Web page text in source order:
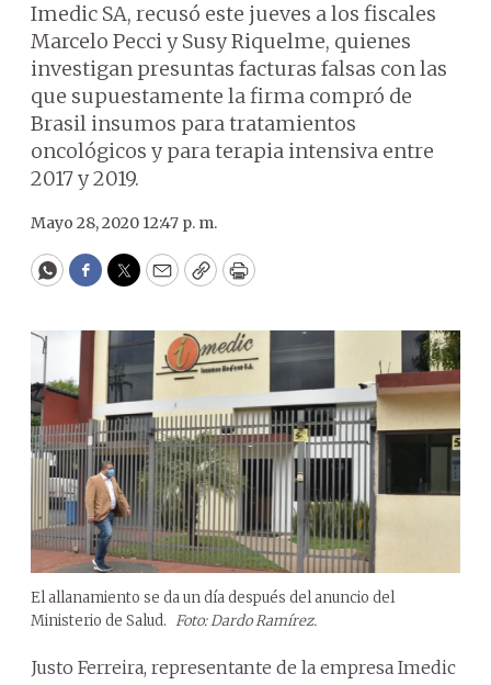
Imedic SA, recusó este jueves a los fiscales
Marcelo Pecci y Susy Riquelme, quienes
investigan presuntas facturas falsas con las
que supuestamente la firma compró de
Brasil insumos para tratamientos
oncológicos y para terapia intensiva entre
2017 y 2019.
Mayo 28, 2020 12:47 p. m.
WhatsApp
Facebook
Twitter
EmailCopyPrint
El allanamiento se da un día después del anuncio del
Ministerio de Salud. Foto: Dardo Ramírez.
Justo Ferreira, representante de la empresa Imedic